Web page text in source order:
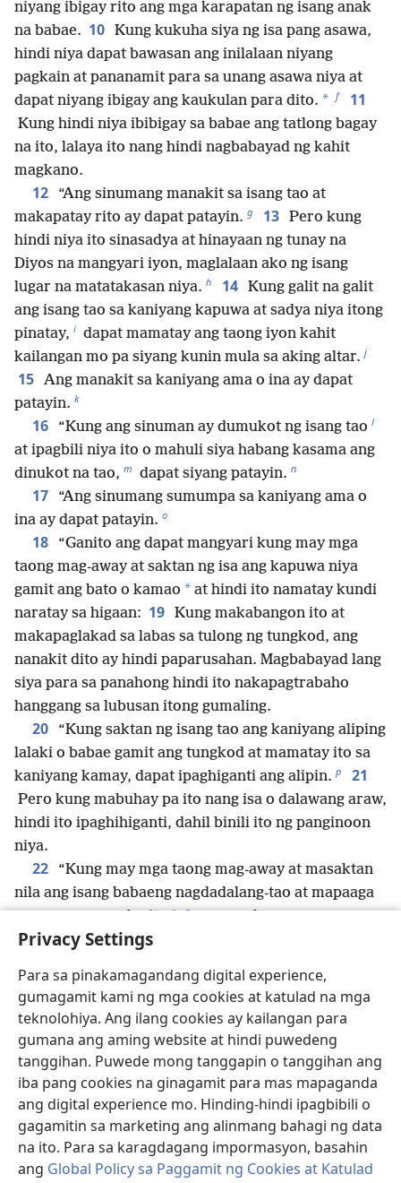
Privacy Settings
Para sa pinakamagandang digital experience,
gumagamit kami ng mga cookies at katulad na mga
teknolohiya. Ang ilang cookies ay kailangan para
gumana ang aming website at hindi puwedeng
tanggihan. Puwede mong tanggapin o tanggihan ang
iba pang cookies na ginagamit para mas mapaganda
ang digital experience mo. Hinding-hindi ipagbibili o
gagamitin sa marketing ang alinmang bahagi ng data
na ito. Para sa karagdagang impormasyon, basahin
ang Global Policy sa Paggamit ng Cookies at Katulad
niyang ibigay rito ang mga karapatan ng isang anak
na babae. 10 Kung kukuha siya ng isa pang asawa,
hindi niya dapat bawasan ang inilalaan niyang
pagkain at pananamit para sa unang asawa niya at
dapat niyang ibigay ang kaukulan para dito. * f 11
Kung hindi niya ibibigay sa babae ang tatlong bagay
na ito, lalaya ito nang hindi nagbabayad ng kahit
magkano.
12
“Ang sinumang manakit sa isang tao at
makapatay rito ay dapat patayin. g 13 Pero kung
hindi niya ito sinasadya at hinayaan ng tunay na
Diyos na mangyari iyon, maglalaan ako ng isang
lugar na matatakasan niya. h 14 Kung galit na galit
ang isang tao sa kaniyang kapuwa at sadya niya itong
pinatay, i dapat mamatay ang taong iyon kahit
kailangan mo pa siyang kunin mula sa aking altar. j
15 Ang manakit sa kaniyang ama o ina ay dapat
patayin. k
16 “Kung ang sinuman ay dumukot ng isang tao l
at ipagbili niya ito o mahuli siya habang kasama ang
dinukot na tao, m dapat siyang patayin. n
17
“Ang sinumang sumumpa sa kaniyang ama o
ina ay dapat patayin. o
18
“Ganito ang dapat mangyari kung may mga
taong mag-away at saktan ng isa ang kapuwa niya
gamit ang bato o kamao * at hindi ito namatay kundi
naratay sa higaan: 19 Kung makabangon ito at
makapaglakad sa labas sa tulong ng tungkod, ang
nanakit dito ay hindi paparusahan. Magbabayad lang
siya para sa panahong hindi ito nakapagtrabaho
hanggang sa lubusan itong gumaling.
20
“Kung saktan ng isang tao ang kaniyang aliping
lalaki o babae gamit ang tungkod at mamatay ito sa
kaniyang kamay, dapat ipaghiganti ang alipin. p 21
Pero kung mabuhay pa ito nang isa o dalawang araw,
hindi ito ipaghihiganti, dahil binili ito ng panginoon
niya.
22
“Kung may mga taong mag-away at masaktan
nila ang isang babaeng nagdadalang-tao at mapaaga
ang panganganak nito * q pero wala namang
namatay, * dapat magbigay ang nagkasala ng bayad-
niya kung ano ang ipinasiya ng mga hukom. r
Pero kung may mamatay, magbabayad ka ng buhay
para sa buhay, * s 24 mata para sa mata, ngipin
para sa ngipin, kamay para sa kamay, paa para sa
paa, t 25 paso para sa paso, sugat para sa sugat,
pasâ para sa pasâ.
26 “Kung masaktan ng isang tao ang mata ng
kaniyang aliping lalaki o babae at mabulag ito,
palalayain niya ang alipin bilang kabayaran para sa